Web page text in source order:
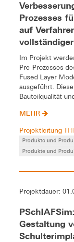
Prozesses
auf
Im Projekt
Pre-Prozesses
Fused Layer
ausgeführt.
Bauteilqualität
MEHR
Projektleitung
Produkte und
Produkte und
Projektdauer:
Gestaltung